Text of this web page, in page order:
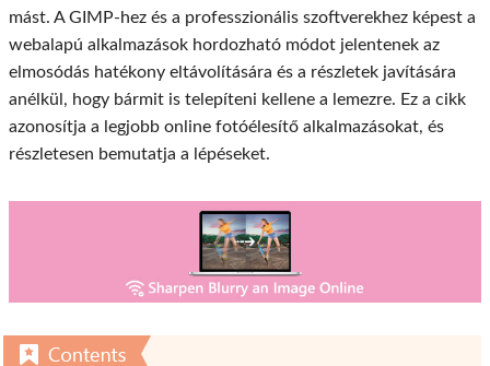
mást. A GIMP-hez és a professzionális szoftverekhez képest a
webalapú alkalmazások hordozható módot jelentenek az
elmosódás hatékony eltávolítására és a részletek javítására
anélkül, hogy bármit is telepíteni kellene a lemezre. Ez a cikk
azonosítja a legjobb online fotóélesítő alkalmazásokat, és
részletesen bemutatja a lépéseket.